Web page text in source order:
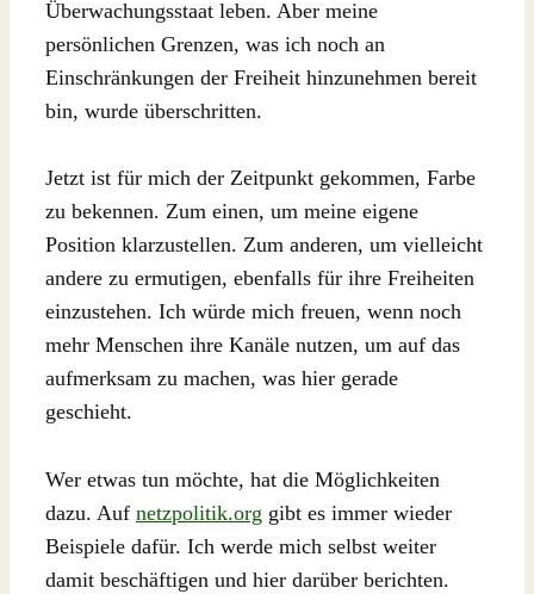
Überwachungsstaat leben. Aber meine
persönlichen Grenzen, was ich noch an
Einschränkungen der Freiheit hinzunehmen bereit
bin, wurde überschritten.
Jetzt ist für mich der Zeitpunkt gekommen, Farbe
zu bekennen. Zum einen, um meine eigene
Position klarzustellen. Zum anderen, um vielleicht
andere zu ermutigen, ebenfalls für ihre Freiheiten
einzustehen. Ich würde mich freuen, wenn noch
mehr Menschen ihre Kanäle nutzen, um auf das
aufmerksam zu machen, was hier gerade
geschieht.
Wer etwas tun möchte, hat die Möglichkeiten
dazu. Auf netzpolitik.org gibt es immer wieder
Beispiele dafür. Ich werde mich selbst weiter
damit beschäftigen und hier darüber berichten.